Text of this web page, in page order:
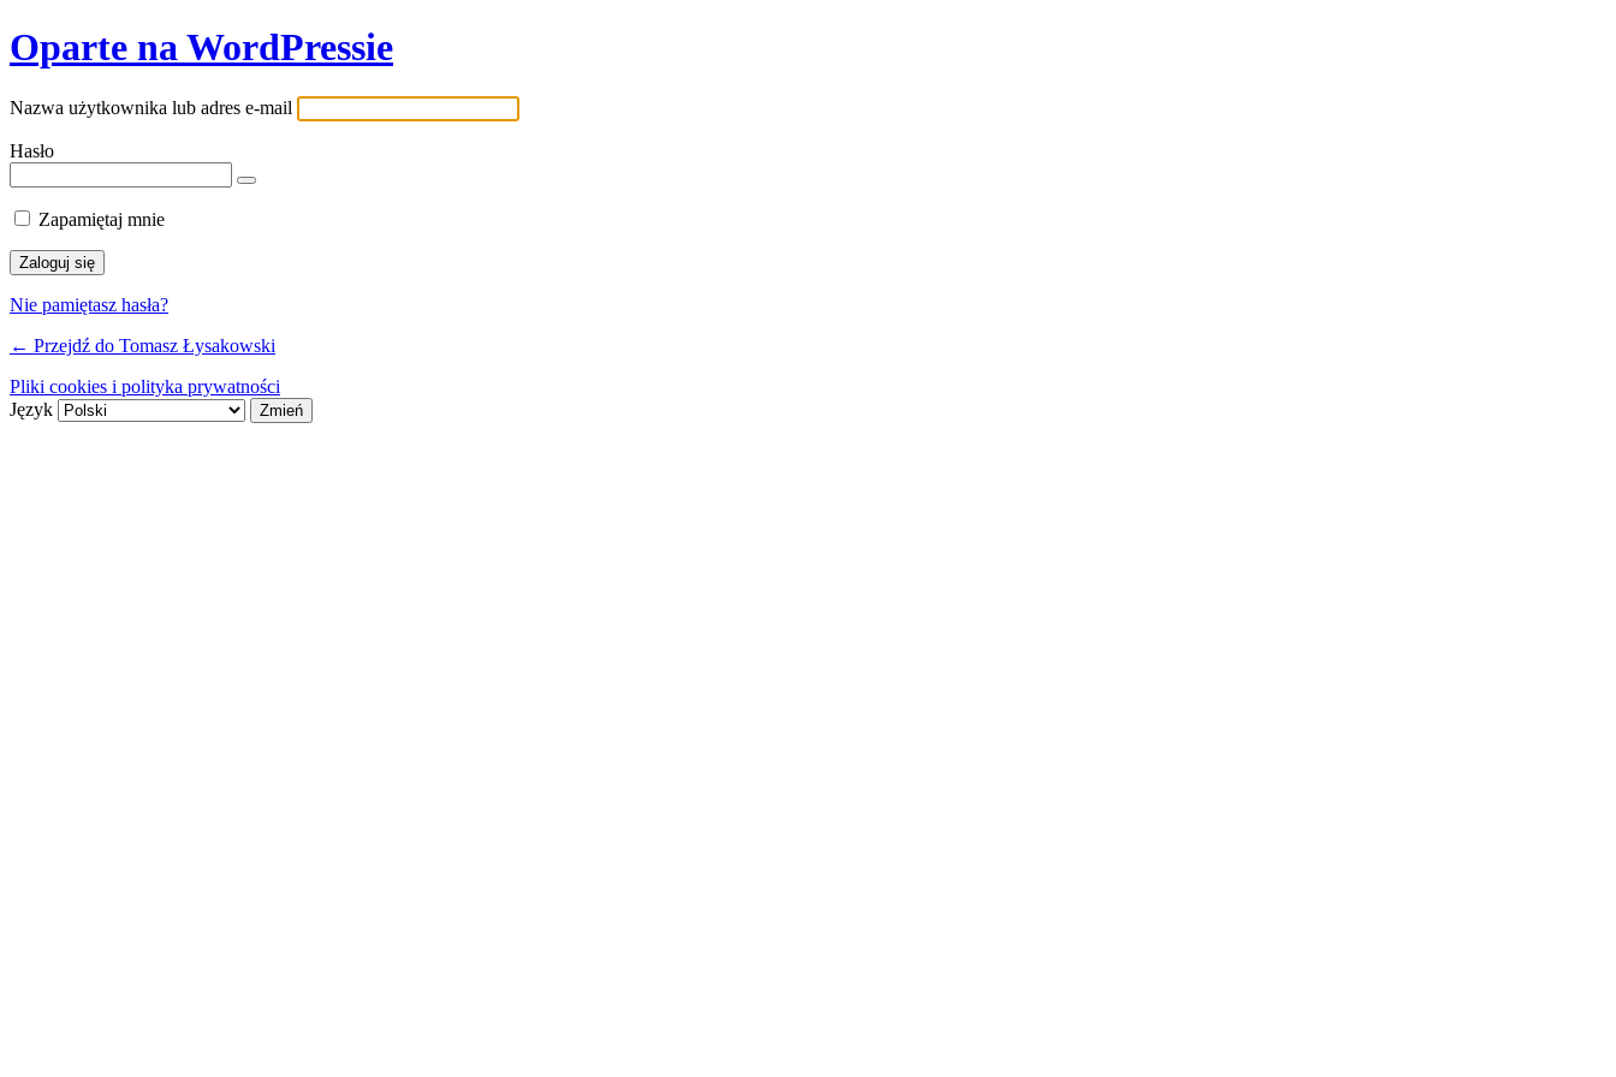
Oparte na WordPressie
Nazwa użytkownika lub adres e-mail
Hasło
Zapamiętaj mnie
Nie pamiętasz hasła?
← Przejdź do Tomasz Łysakowski
Pliki cookies i polityka prywatności
Język